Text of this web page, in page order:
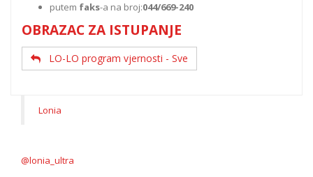
putem faks-a na broj:044/669-240
OBRAZAC ZA ISTUPANJE
LO-LO program vjernosti - Sve
Lonia
@lonia_ultra